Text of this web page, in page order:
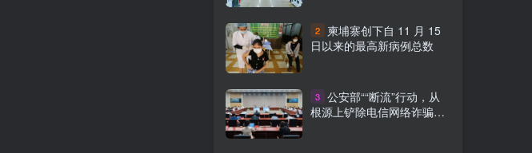
2
柬埔寨创下自 11 月 15
日以来的最高新病例总数
3 公安部““断流”行动，从
根源上铲除电信网络诈骗滋